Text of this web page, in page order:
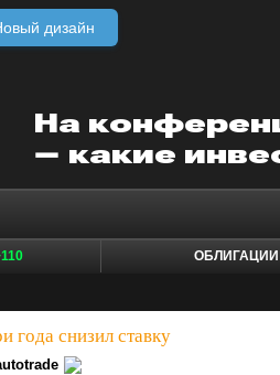
дизайн
ОБЛИГАЦИИ
года снизил ставку